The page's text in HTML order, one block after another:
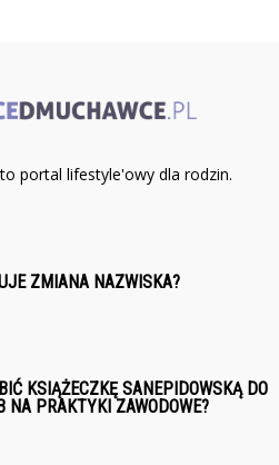
portal lifestyle'owy dla rodzin.
ZMIANA NAZWISKA?
KSIĄŻECZKĘ SANEPIDOWSKĄ DO
NA PRAKTYKI ZAWODOWE?